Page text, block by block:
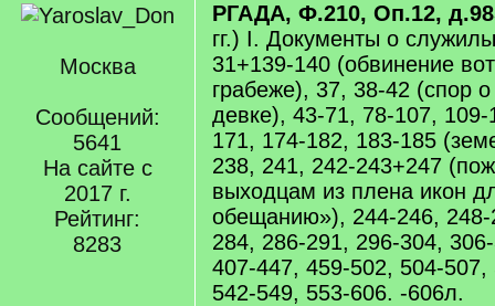
Москва
Сообщений:
5641
На сайте с
2017 г.
Рейтинг:
8283
РГАДА, Ф.210, Оп.12,
гг.) I. Документы о
31+139-140 (обвинение
грабеже), 37, 38-42 (спор о
девке), 43-71, 78-107,
171, 174-182, 183-185
238, 241, 242-243+247
выходцам из плена икон
обещанию»), 244-246,
284, 286-291, 296-304,
407-447, 459-502, 504-
542-549, 553-606. -606л.